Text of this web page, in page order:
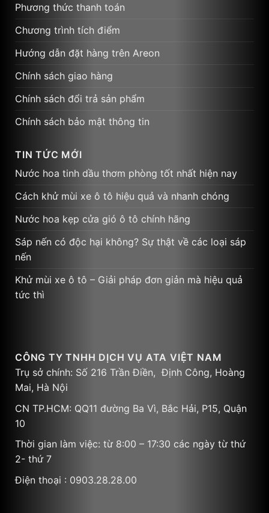
Phương thức thanh toán
Chương trình tích điểm
Hướng dẫn đặt hàng trên Areon
Chính sách giao hàng
Chính sách đổi trả sản phẩm
Chính sách bảo mật thông tin
TIN TỨC MỚI
Nước hoa tinh dầu thơm phòng tốt nhất hiện nay
Cách khử mùi xe ô tô hiệu quả và nhanh chóng
Nước hoa kẹp cửa gió ô tô chính hãng
Sáp nến có độc hại không? Sự thật về các loại sáp
nến
Khử mùi xe ô tô – Giải pháp đơn giản mà hiệu quả
tức thì
CÔNG TY TNHH DỊCH VỤ ATA VIỆT NAM
Trụ sở chính: Số 216 Trần Điền, Định Công, Hoàng
Mai, Hà Nội
CN TP.HCM: QQ11 đường Ba Vì, Bắc Hải, P15, Quận
10
Thời gian làm việc: từ 8:00 – 17:30 các ngày từ thứ
2- thứ 7
Điện thoại : 0903.28.28.00